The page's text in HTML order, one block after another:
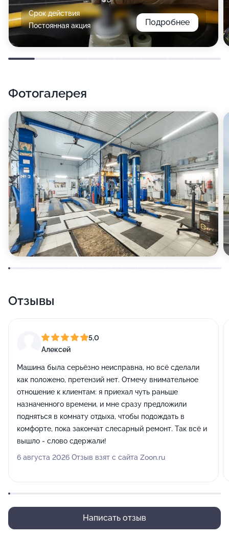
Срок действия
Постоянная акция
Подробнее
Фотогалерея
Отзывы
5,0
Алексей
Машина была серьёзно неисправна, но всё сделали
как положено, претензий нет. Отмечу внимательное
отношение к клиентам: я приехал чуть раньше
назначенного времени, и мне сразу предложили
подняться в комнату отдыха, чтобы подождать в
комфорте, пока закончат слесарный ремонт. Так всё и
вышло - слово сдержали!
6 августа 2026 Отзыв взят с сайта Zoon.ru
Написать отзыв